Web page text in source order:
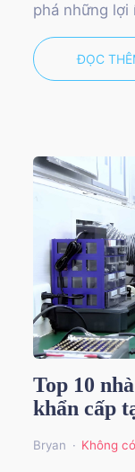
phá những
ĐỌC
Top 10
khẩn cấp
Bryan Không